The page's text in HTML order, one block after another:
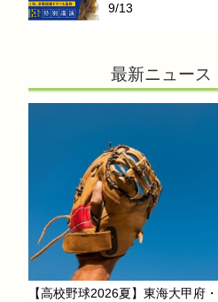
9/13
最新ニュース
【高校野球2026夏】東海大甲府